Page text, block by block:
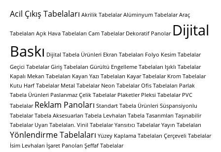
Acil Çıkış Tabelaları Akrilik Tabelalar Alüminyum Tabelalar Araç
Tabelaları Açık Hava Tabelaları Cam Tabelalar Dekoratif Panolar Dijital
Baskı Dijital Tabela Ürünleri Ekran Tabelaları Folyo Kesim Tabelalar
Geçici Tabelalar Giriş Tabelaları Gürültü Engelleme Tabelaları Işıklı Tabelalar
Kapalı Mekan Tabelaları Kayan Yazı Tabelaları Kayar Tabelalar Krom Tabelalar
Kutu Harf Tabelalar Metal Tabelalar Neon Tabelalar Ofis Tabelaları Parlak
Tabela Ürünleri Paslanmaz Çelik Tabelalar Plaketler Pleksi Tabelalar PVC
Tabelalar Reklam Panoları Standart Tabela Ürünleri Süspansiyonlu
Tabelalar Tabela Aksesuarları Tabela Levhaları Tabela Tasarımları Taşınabilir
Tabelalar Uyarı Tabelaları. Vinil Tabelalar Yansıtıcı Tabelalar Yayın Tabelaları
Yönlendirme Tabelaları Yüzey Kaplama Tabelaları Çerçeveli Tabelalar
İsim Levhaları İşaret Panoları Şeffaf Tabelalar